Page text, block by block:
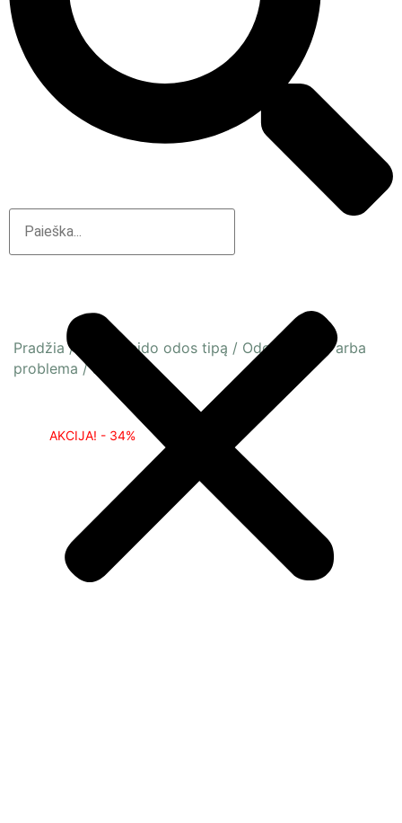
Pradžia/ Pagal veido odos tipą / Odos būsena arba
problema /Jautri
AKCIJA! - 34%